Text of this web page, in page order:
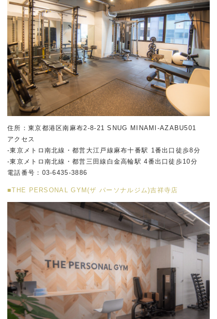
住所：東京都港区南麻布2-8-21 SNUG MINAMI-AZABU501
アクセス
-東京メトロ南北線・都営大江戸線麻布十番駅 1番出口徒歩8分
-東京メトロ南北線・都営三田線白金高輪駅 4番出口徒歩10分
電話番号： 03-6435-3886
■THE PERSONAL GYM(ザ パーソナルジム)吉祥寺店